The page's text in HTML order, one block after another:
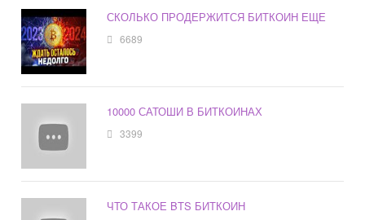
СКОЛЬКО ПРОДЕРЖИТСЯ БИТКОИН ЕЩЕ
6689
10000 САТОШИ В БИТКОИНАХ
3399
ЧТО ТАКОЕ BTS БИТКОИН